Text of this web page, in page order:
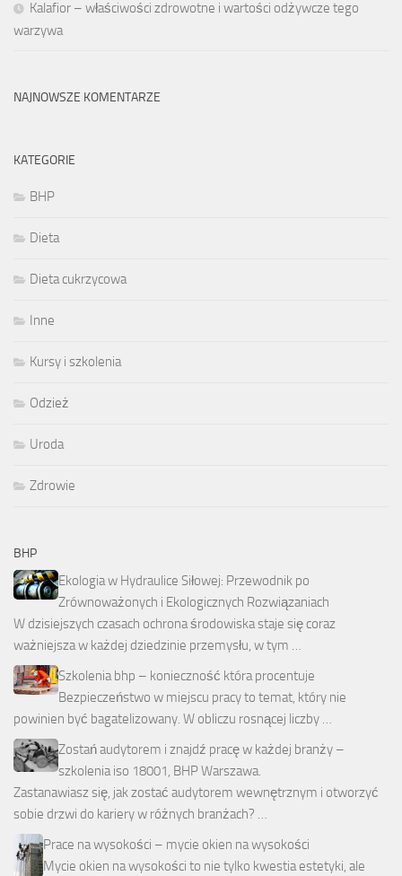
Kalafior – właściwości zdrowotne i wartości odżywcze tego
warzywa
NAJNOWSZE KOMENTARZE
KATEGORIE
BHP
Dieta
Dieta cukrzycowa
Inne
Kursy i szkolenia
Odzież
Uroda
Zdrowie
BHP
Ekologia w Hydraulice Siłowej: Przewodnik po
Zrównoważonych i Ekologicznych Rozwiązaniach
W dzisiejszych czasach ochrona środowiska staje się coraz
ważniejsza w każdej dziedzinie przemysłu, w tym …
Szkolenia bhp – konieczność która procentuje
Bezpieczeństwo w miejscu pracy to temat, który nie
powinien być bagatelizowany. W obliczu rosnącej liczby …
Zostań audytorem i znajdź pracę w każdej branży –
szkolenia iso 18001, BHP Warszawa.
Zastanawiasz się, jak zostać audytorem wewnętrznym i otworzyć
sobie drzwi do kariery w różnych branżach? …
Prace na wysokości – mycie okien na wysokości
Mycie okien na wysokości to nie tylko kwestia estetyki, ale